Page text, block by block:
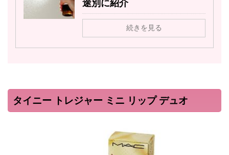
途別に紹介
続きを見る
タイニー トレジャー ミニ リップ デュオ